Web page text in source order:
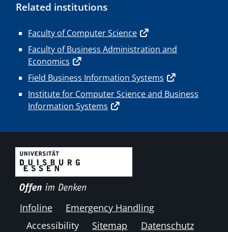
Related institutions
Faculty of Computer Science
Faculty of Business Administration and
Economics
Field Business Information Systems
Institute for Computer Science and Business
Information Systems
Infoline
Emergency Handling
Accessibility
Sitemap Datenschutz